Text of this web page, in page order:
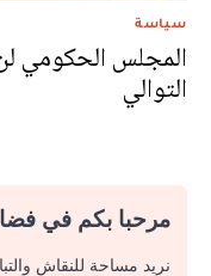
سياسة
المجلس الحكومي
التوالي
مرحبا بكم في
نريد مساحة للنقاش